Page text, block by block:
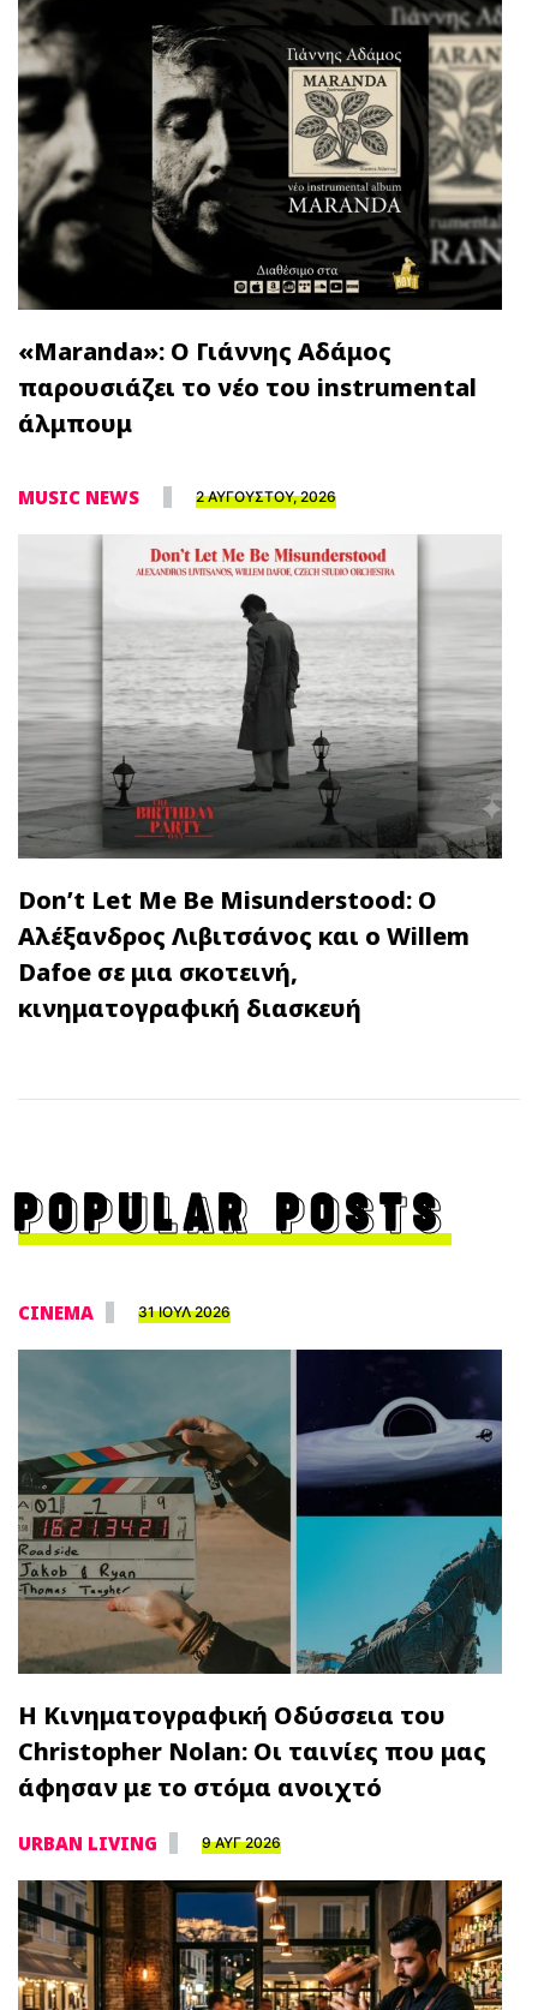
«Maranda»: Ο Γιάννης Αδάμος
παρουσιάζει το νέο του instrumental
άλμπουμ
MUSIC NEWS 2 ΑΥΓΟΥΣΤΟΥ, 2026
Don’t Let Me Be Misunderstood: Ο
Αλέξανδρος Λιβιτσάνος και ο Willem
Dafoe σε μια σκοτεινή,
κινηματογραφική διασκευή
POPULAR POSTS
CINEMA 31 ΙΟΥΛ 2026
Η Κινηματογραφική Οδύσσεια του
Christopher Nolan: Οι ταινίες που μας
άφησαν με το στόμα ανοιχτό
URBAN LIVING 9 ΑΥΓ 2026